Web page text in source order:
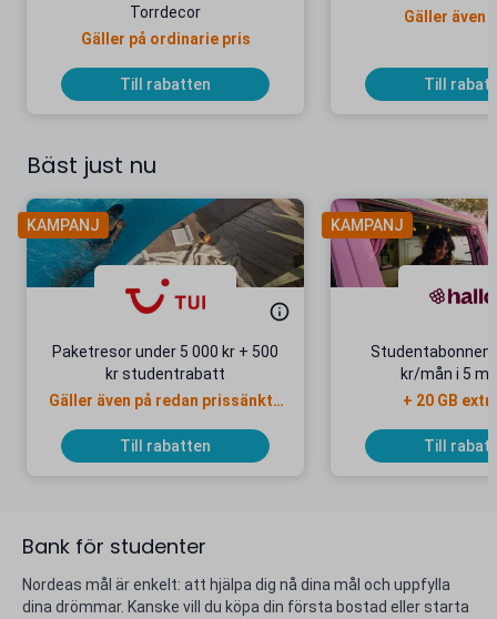
Bank för studenter
Nordeas mål är enkelt: att hjälpa dig nå dina mål och uppfylla
dina drömmar. Kanske vill du köpa din första bostad eller starta
Torrdecor
Gäller på ordinarie pris
Till rabatten
Gäller även
Till
Bäst just nu
KAMPANJ
Paketresor under 5 000 kr + 500
kr studentrabatt
Gäller även på redan prissänkta
Till rabatten
KAMPANJ
kr/mån i 5
+ 20 GB
Till